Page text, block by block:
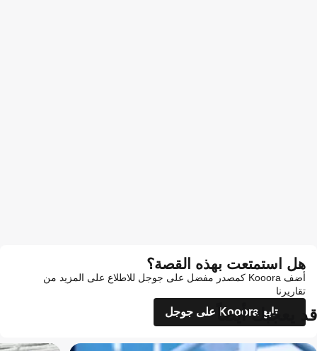
هل استمتعت بهذه القصة؟
أضف Kooora كمصدر مفضل على جوجل للاطلاع على المزيد من
تقاريرنا
تابع Kooora على جوجل
قد يعجبك أيضاً